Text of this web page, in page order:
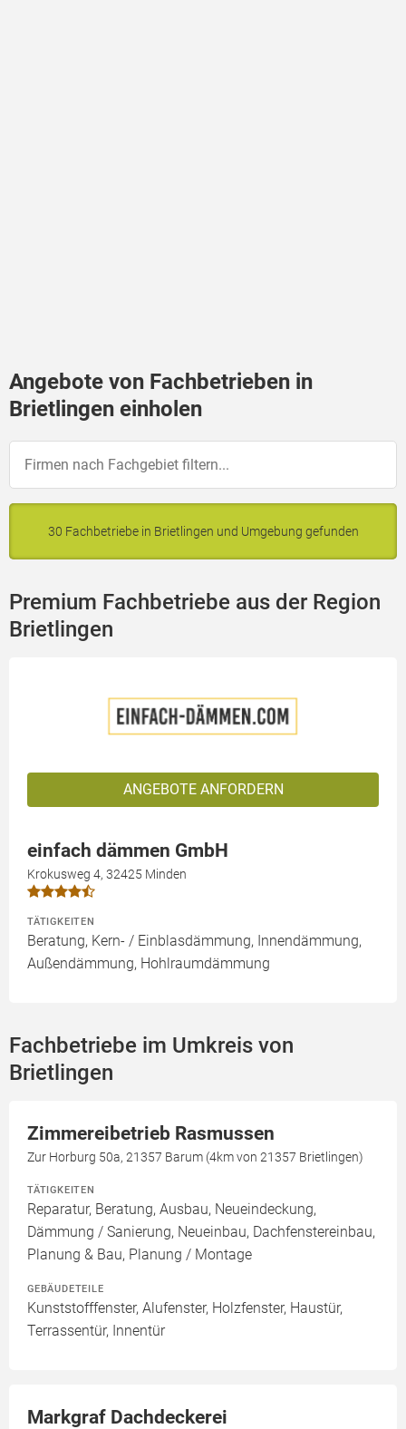
Angebote von Fachbetrieben in
Brietlingen einholen
30 Fachbetriebe in Brietlingen und Umgebung gefunden
Premium Fachbetriebe aus der Region
Brietlingen
ANGEBOTE ANFORDERN
einfach dämmen GmbH
Krokusweg 4, 32425 Minden
TÄTIGKEITEN
Beratung, Kern- / Einblasdämmung, Innendämmung,
Außendämmung, Hohlraumdämmung
Fachbetriebe im Umkreis von
Brietlingen
Zimmereibetrieb Rasmussen
Zur Horburg 50a, 21357 Barum (4km von 21357 Brietlingen)
TÄTIGKEITEN
Reparatur, Beratung, Ausbau, Neueindeckung,
Dämmung / Sanierung, Neueinbau, Dachfenstereinbau,
Planung & Bau, Planung / Montage
GEBÄUDETEILE
Kunststofffenster, Alufenster, Holzfenster, Haustür,
Terrassentür, Innentür
Markgraf Dachdeckerei